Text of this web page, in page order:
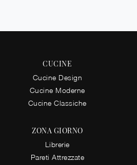
CUCINE
Cucine Design
Cucine Moderne
Cucine Classiche
ZONA GIORNO
Librerie
Pareti Attrezzate